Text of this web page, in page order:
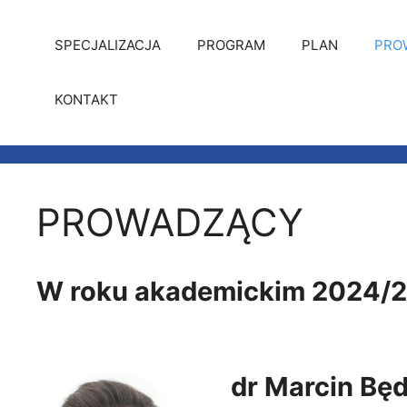
SPECJALIZACJA PROGRAM PLAN
KONTAKT
PROWADZĄCY
W roku akademickim 2024/
dr Marcin